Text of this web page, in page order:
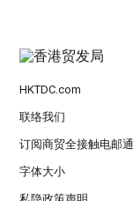
HKTDC.com
联络我们
订阅商贸全接触电邮
字体大小